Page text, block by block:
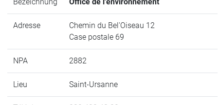
Adresse
Chemin du Bel'Oiseau 12
Case postale 69
NPA 2882
Lieu Saint-Ursanne